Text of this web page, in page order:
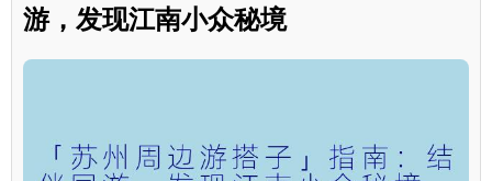
游，发现江南小众秘境